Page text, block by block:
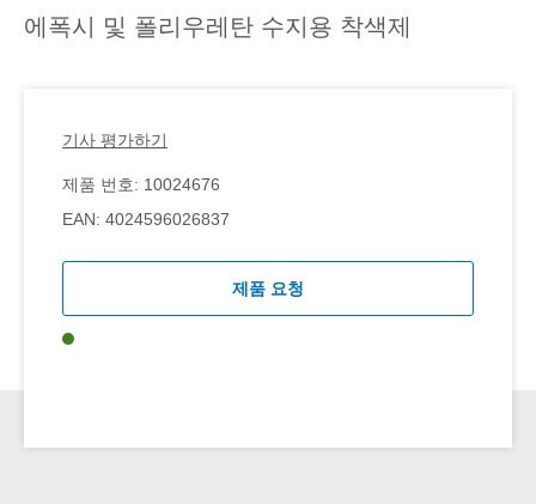
에폭시 및 폴리우레탄 수지용 착색제
기사 평가하기
제품 번호: 10024676
EAN: 4024596026837
제품 요청